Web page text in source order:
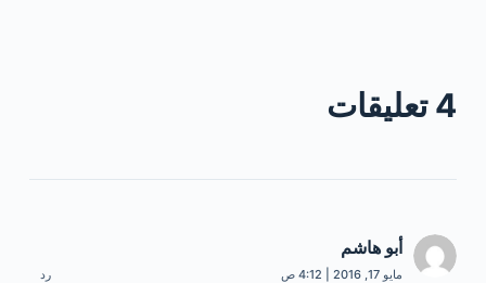
4 تعليقات
أبو هاشم
مايو 17, 2016 | 4:12 ص رد